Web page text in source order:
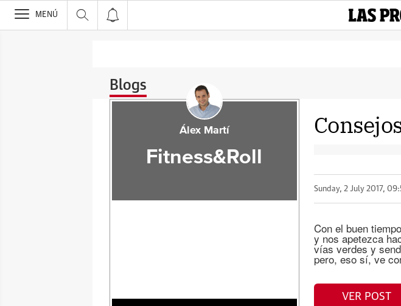
>
MENÚ
Blogs
Sunday, 2 July 2017,
Con el buen
y nos apetezca
vías verdes y
pero, eso sí, ve
VER POST
Álex Martí
Fitness&Roll